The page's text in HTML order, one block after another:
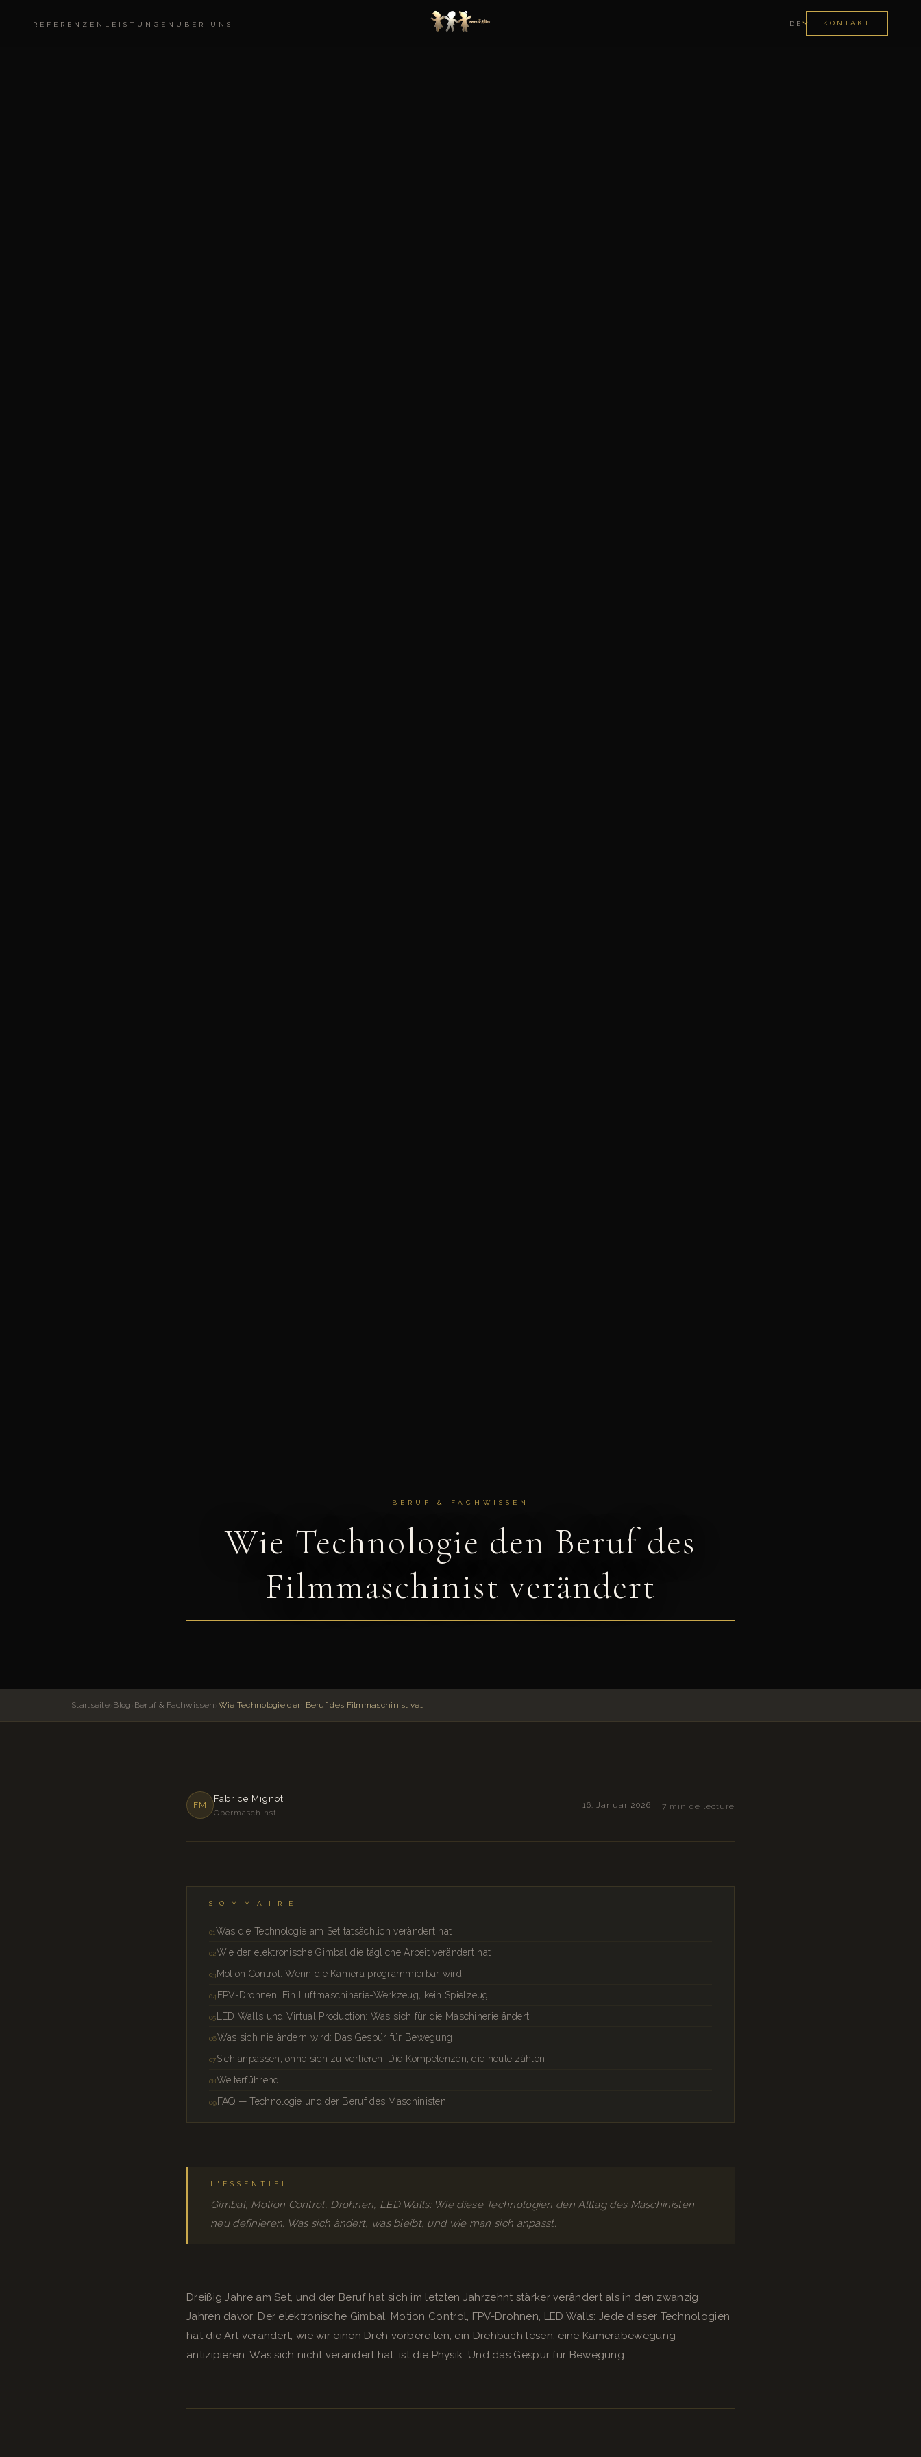
REFERENZEN LEISTUNGEN ÜBER UNS DE KONTAKT
BERUF & FACHWISSEN
Wie Technologie den Beruf des
Filmmaschinist verändert
Startseite Blog Beruf & Fachwissen Wie Technologie den Beruf des Filmmaschinist verändert
FM
Fabrice Mignot
Obermaschinst
16. Januar 2026 7 min de lecture
SOMMAIRE
Was die Technologie am Set tatsächlich verändert hat
Wie der elektronische Gimbal die tägliche Arbeit verändert hat
Motion Control: Wenn die Kamera programmierbar wird
FPV-Drohnen: Ein Luftmaschinerie-Werkzeug, kein Spielzeug
LED Walls und Virtual Production: Was sich für die Maschinerie ändert
Was sich nie ändern wird: Das Gespür für Bewegung
Sich anpassen, ohne sich zu verlieren: Die Kompetenzen, die heute zählen
Weiterführend
FAQ — Technologie und der Beruf des Maschinisten
L'ESSENTIEL
Gimbal, Motion Control, Drohnen, LED Walls: Wie diese Technologien den Alltag des Maschinisten
neu definieren. Was sich ändert, was bleibt, und wie man sich anpasst.
Dreißig Jahre am Set, und der Beruf hat sich im letzten Jahrzehnt stärker verändert als in den zwanzig
Jahren davor. Der elektronische Gimbal, Motion Control, FPV-Drohnen, LED Walls: Jede dieser Technologien
hat die Art verändert, wie wir einen Dreh vorbereiten, ein Drehbuch lesen, eine Kamerabewegung
antizipieren. Was sich nicht verändert hat, ist die Physik. Und das Gespür für Bewegung.